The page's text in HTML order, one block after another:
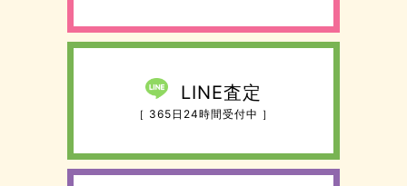
LINE査定
［ 365日24時間受付中 ］